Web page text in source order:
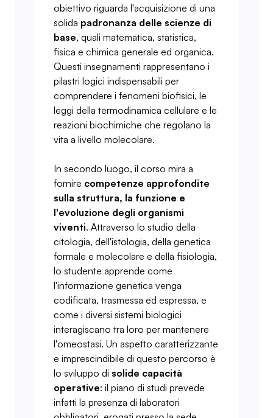
obiettivo riguarda l'acquisizione di una
solida padronanza delle scienze di
base, quali matematica, statistica,
fisica e chimica generale ed organica.
Questi insegnamenti rappresentano i
pilastri logici indispensabili per
comprendere i fenomeni biofisici, le
leggi della termodinamica cellulare e le
reazioni biochimiche che regolano la
vita a livello molecolare.
In secondo luogo, il corso mira a
fornire competenze approfondite
sulla struttura, la funzione e
l'evoluzione degli organismi
viventi. Attraverso lo studio della
citologia, dell'istologia, della genetica
formale e molecolare e della fisiologia,
lo studente apprende come
l'informazione genetica venga
codificata, trasmessa ed espressa, e
come i diversi sistemi biologici
interagiscano tra loro per mantenere
l'omeostasi. Un aspetto caratterizzante
e imprescindibile di questo percorso è
lo sviluppo di solide capacità
operative: il piano di studi prevede
infatti la presenza di laboratori